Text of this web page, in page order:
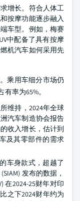
增长。符合人体工
按摩功能逐步融入
车型。例如，梅赛
中配备了具有按摩
机汽车如何采用先
乘用车细分市场仍
率为65%。
维持，2024年全球
汽车制造协会报告
收入增长，估计到
及其零部件的需求
车身款式，超越了
发布的数据，
在2024-25财年对印
之下2024财年约为